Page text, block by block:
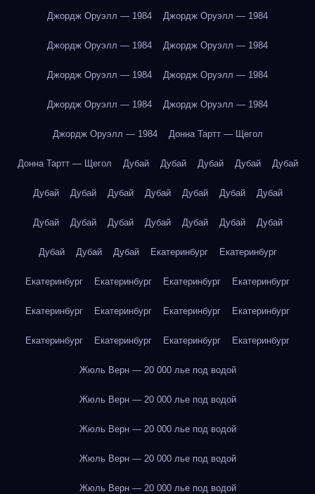
Джордж Оруэлл — 1984 Джордж Оруэлл — 1984
Джордж Оруэлл — 1984 Джордж Оруэлл — 1984
Джордж Оруэлл — 1984 Джордж Оруэлл — 1984
Джордж Оруэлл — 1984 Джордж Оруэлл — 1984
Джордж Оруэлл — 1984 Донна Тартт — Щегол
Донна Тартт — Щегол Дубай Дубай Дубай Дубай Дубай
Дубай Дубай Дубай Дубай Дубай Дубай Дубай
Дубай Дубай Дубай Дубай Дубай Дубай Дубай
Дубай Дубай Дубай Екатеринбург Екатеринбург
Екатеринбург Екатеринбург Екатеринбург Екатеринбург
Екатеринбург Екатеринбург Екатеринбург Екатеринбург
Екатеринбург Екатеринбург Екатеринбург Екатеринбург
Жюль Верн — 20 000 лье под водой
Жюль Верн — 20 000 лье под водой
Жюль Верн — 20 000 лье под водой
Жюль Верн — 20 000 лье под водой
Жюль Верн — 20 000 лье под водой